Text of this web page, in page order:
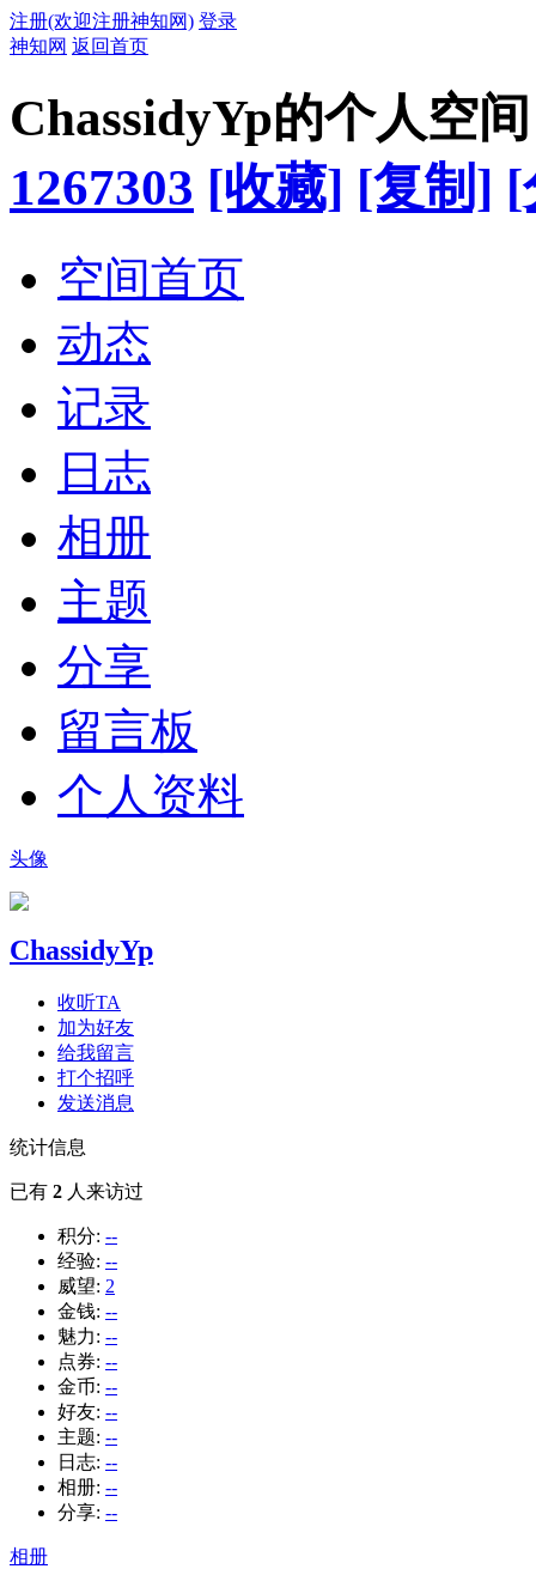
注册(欢迎注册神知网) 登录
神知网 返回首页
ChassidyYp的个人空间
1267303 [收藏] [复制] [
空间首页
动态
记录
日志
相册
主题
分享
留言板
个人资料
头像
ChassidyYp
收听TA
加为好友
给我留言
打个招呼
发送消息
统计信息
已有 2 人来访过
积分: --
经验: --
威望: 2
金钱: --
魅力: --
点券: --
金币: --
好友: --
主题: --
日志: --
相册: --
分享: --
相册